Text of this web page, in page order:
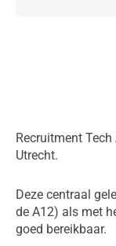
Recruitment
Utrecht.
Deze centraal
de A12) als met
goed bereikbaar.